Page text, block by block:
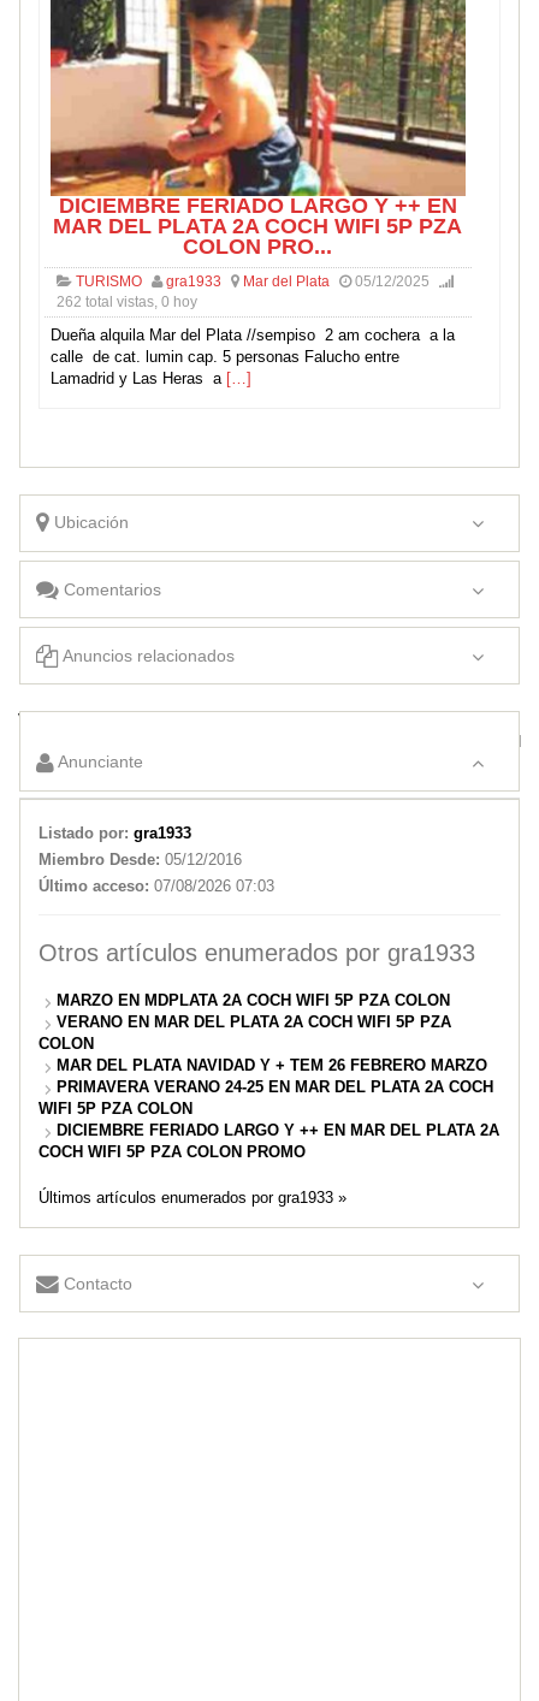
DICIEMBRE FERIADO LARGO Y ++ EN
MAR DEL PLATA 2A COCH WIFI 5P PZA
COLON PRO...
TURISMO gra1933 Mar del Plata
05/12/2025
262 total vistas, 0 hoy
Dueña alquila Mar del Plata //sempiso 2 am cochera a la
calle de cat. lumin cap. 5 personas Falucho entre
Lamadrid y Las Heras a […]
Ubicación
Comentarios
Anuncios relacionados
VERANO EN MAR DEL PLATA 2A COCH WIFI 5P PZA COLON
Anunciante
Listado por: gra1933
Miembro Desde: 05/12/2016
Último acceso: 07/08/2026 07:03
Otros artículos enumerados por gra1933
MARZO EN MDPLATA 2A COCH WIFI 5P PZA COLON
VERANO EN MAR DEL PLATA 2A COCH WIFI 5P PZA
COLON
MAR DEL PLATA NAVIDAD Y + TEM 26 FEBRERO MARZO
PRIMAVERA VERANO 24-25 EN MAR DEL PLATA 2A COCH
WIFI 5P PZA COLON
DICIEMBRE FERIADO LARGO Y ++ EN MAR DEL PLATA 2A
COCH WIFI 5P PZA COLON PROMO
Últimos artículos enumerados por gra1933 »
Contacto